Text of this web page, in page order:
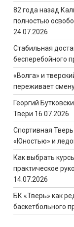
82 года назад
полностью
24.07.2026
Стабильная
бесперебойного
«Волга» и
переживает
Георгий
Твери 16.07.2026
Спортивная
«Юностью» и
Как выбрать
практическое
14.07.2026
БК «Тверь» как
баскетбольного